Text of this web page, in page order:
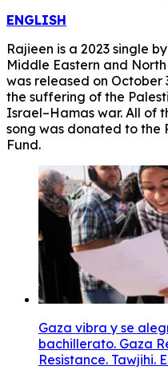
ENGLISH
Rajieen is a 2023 single
Middle Eastern and
was released on October
the suffering of the
Israel–Hamas war. All of
song was donated to the
Fund.
Gaza vibra y se
bachillerato. Gaza
Resistance. Tawjihi.